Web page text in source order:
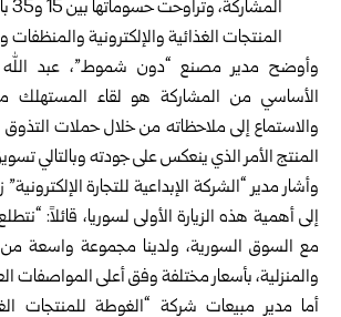
المنتجات الغذائية والإلكترونية والمنظفات
وأوضح مدير مصنع “دون شموط”، عبد
الأساسي من المشاركة هو لقاء المستهلك
والاستماع إلى ملاحظاته من خلال حملات التذوق
المنتج الأمر الذي ينعكس على جودته وبالتالي
وأشار مدير “الشركة الإبداعية للتجارة
إلى أهمية هذه الزيارة الأولى لسوريا، قائلاً:
مع السوق السورية، ولدينا مجموعة واسعة من
والمنزلية، بأسعار مختلفة وفق أعلى المواصفات
أما مدير مبيعات شركة “الغوطة للمنتجات